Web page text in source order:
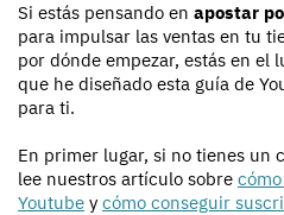
Si estás pensando en apostar
para impulsar las ventas en tu
por dónde empezar, estás en el
que he diseñado esta guía de
para ti.
En primer lugar, si no tienes un
lee nuestros artículo sobre
Youtube y cómo conseguir